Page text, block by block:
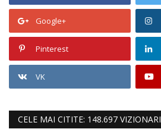
Google+
Pinterest
VK
CELE MAI CITITE: 148.697 VIZIONARI